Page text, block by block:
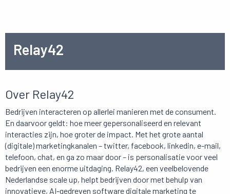
Relay42
Over Relay42
Bedrijven interacteren op allerlei manieren met de consument.
En daarvoor geldt: hoe meer gepersonaliseerd en relevant
interacties zijn, hoe groter de impact. Met het grote aantal
(digitale) marketingkanalen – twitter, facebook, linkedin, e-mail,
telefoon, chat, en ga zo maar door – is personalisatie voor veel
bedrijven een enorme uitdaging. Relay42, een veelbelovende
Nederlandse scale up, helpt bedrijven door met behulp van
innovatieve, AI-gedreven software digitale marketing te